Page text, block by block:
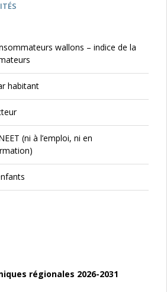
wallons – indice de la
habitant
(ni à l’emploi, ni en
régionales 2026-2031